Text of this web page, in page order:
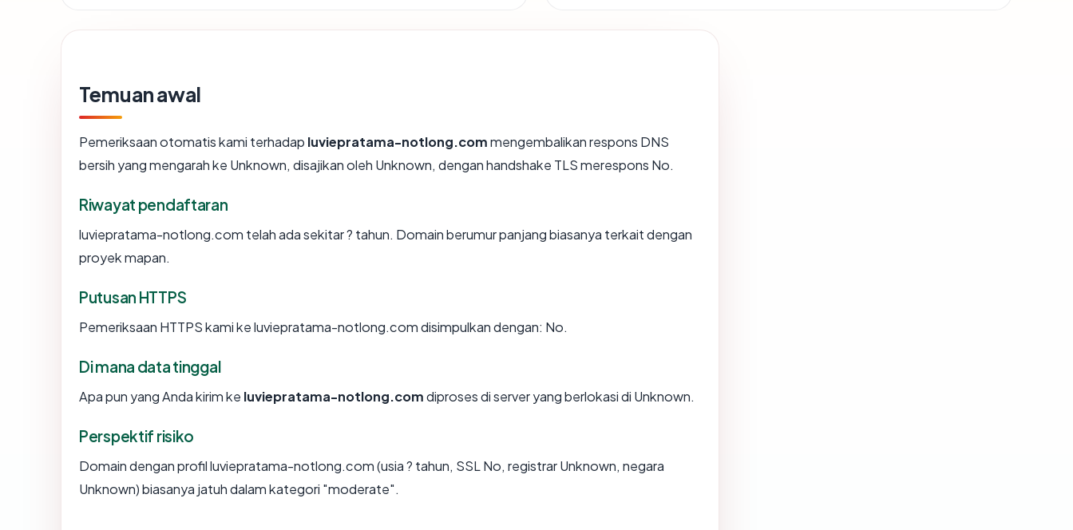
Temuan awal
Pemeriksaan otomatis kami terhadap luviepratama-notlong.commengembalikan respons DNS
bersih yang mengarah ke Unknown, disajikan oleh Unknown, dengan handshake TLS merespons No.
Riwayat pendaftaran
luviepratama-notlong.com telah ada sekitar ? tahun. Domain berumur panjang biasanya terkait dengan
proyek mapan.
Putusan HTTPS
Pemeriksaan HTTPS kami ke luviepratama-notlong.com disimpulkan dengan: No.
Di mana data tinggal
Apa pun yang Anda kirim ke luviepratama-notlong.comdiproses di server yang berlokasi di Unknown.
Perspektif risiko
Domain dengan profil luviepratama-notlong.com (usia ? tahun, SSL No, registrar Unknown, negara
Unknown) biasanya jatuh dalam kategori "moderate".